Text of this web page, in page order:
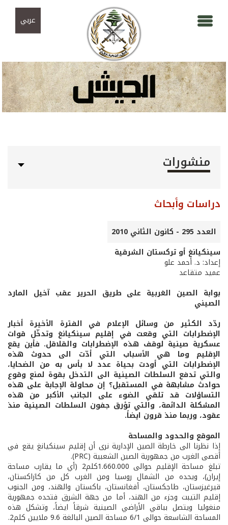
عربي
منشورات
دراسات وأبحاث
العدد 295 - كانون الثاني 2010
سينكيانغ أو تركستان الشرقية
إعداد: د. أحمد علو
عميد متقاعد
بوابة الصين الغربية على طريق الحرير عقب آخيل المارد
الصيني
ردّد الكثير من وسائل الإعلام في الفترة الأخيرة أخبار
الإضطرابات التي وقعت في إقليم سينكيانغ وتدخّل قوات
عسكرية صينية لوقف هذه الإضطرابات والقلاقل. فأين يقع
الإقليم وما هي الأسباب التي أدّت الى حدوث هذه
الإضطرابات التي أودت بحياة عدد لا بأس به من الضحايا،
والتي تدفع السلطات الصينية الى التدخل بقوة لمنع وقوع
حوادث مشابهة في المستقبل؟ إن محاولة الإجابة على هذه
التساؤلات قد تلقي الضوء على الجانب الأكبر من هذه
المشكلة الدائمة، والتي تؤرق جفون السلطات الصينية منذ
عقود، وربما منذ قرون ايضاً.
الموقع والحدود والمساحة
إذا نظرنا الى خارطة الصين الإدارية نرى أن إقليم سينكيانغ يقع في
أقصى الغرب من جمهورية الصين الشعبية (PRC).
تبلغ مساحة الإقليم حوالى 1.660.000كلم2 (أي ما يقارب مساحة
إيران)، ويحده من الشمال روسيا ومن الغرب كل من كازاكستان،
قيرغيزستان، طاجكستان، أفغانستان، باكستان والهند، ومن الجنوب
إقليم التيبت وجزء من الهند، أما من جهة الشرق فتحده جمهورية
منغوليا ويتصل بباقي الأراضي الصينية شرقاً ايضاً، وتشكل هذه
المساحة الشاسعة حوالى 6/1 مساحة الصين البالغة 9.6 ملايين كلم2.